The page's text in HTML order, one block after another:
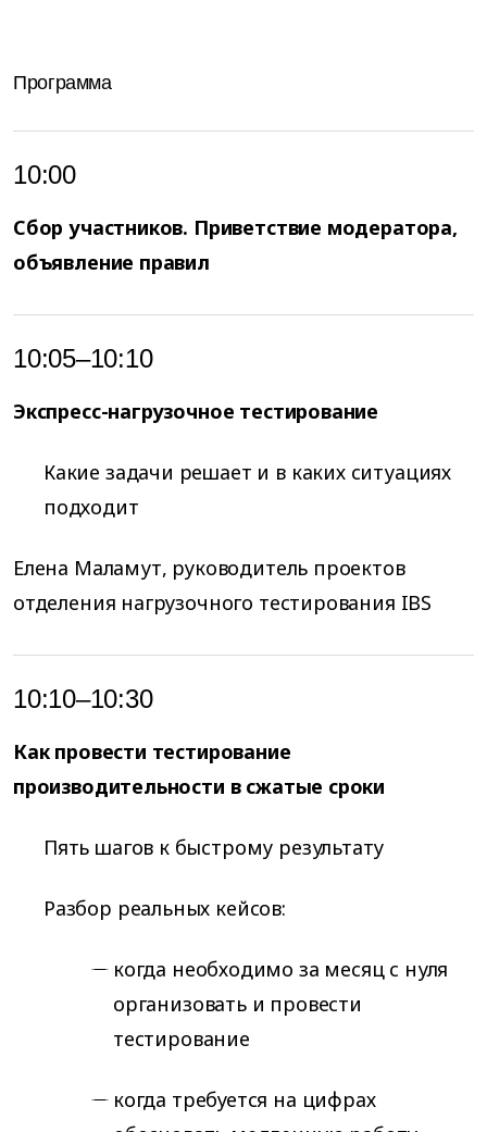
Программа
10:00
Сбор участников. Приветствие модератора,
объявление правил
10:05–10:10
Экспресс-нагрузочное тестирование
Какие задачи решает и в каких ситуациях
подходит
Елена Маламут, руководитель проектов
отделения нагрузочного тестирования IBS
10:10–10:30
Как провести тестирование
производительности в сжатые сроки
Пять шагов к быстрому результату
Разбор реальных кейсов:
когда необходимо за месяц с нуля
организовать и провести
тестирование
когда требуется на цифрах